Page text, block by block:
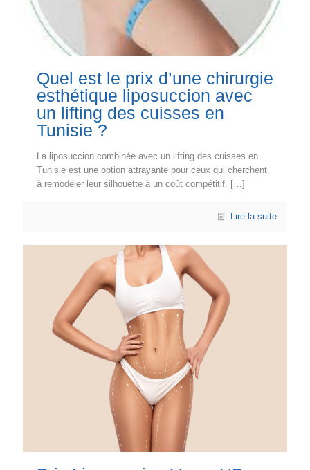
Quel est le prix d’une chirurgie
esthétique liposuccion avec
un lifting des cuisses en
Tunisie ?
La liposuccion combinée avec un lifting des cuisses en
Tunisie est une option attrayante pour ceux qui cherchent
à remodeler leur silhouette à un coût compétitif.
[…]
Lire la suite